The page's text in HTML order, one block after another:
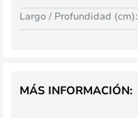
Largo / Profundidad (cm):
MÁS INFORMACIÓN: